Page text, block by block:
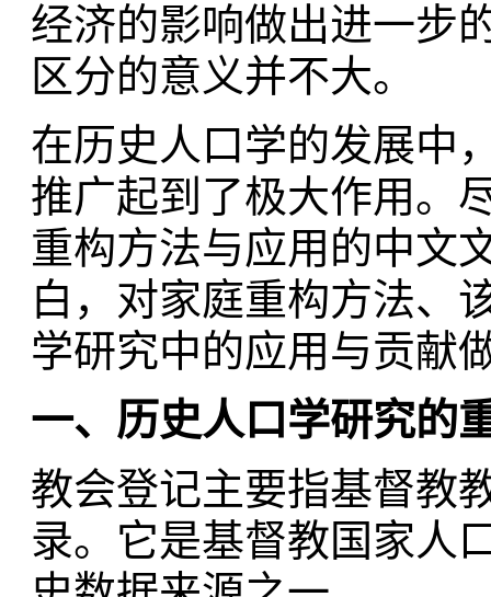
经济的影响做出进一步
区分的意义并不大。
在历史人口学的发展中
推广起到了极大作用。
重构方法与应用的中文
白，对家庭重构方法、
学研究中的应用与贡献
一、历史人口学研究的
教会登记主要指基督教
录。它是基督教国家人